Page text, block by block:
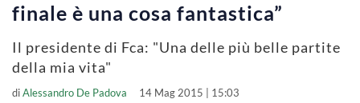
finale è una cosa fantastica”
Il presidente di Fca: "Una delle più belle partite
della mia vita"
diAlessandro De Padova 14 Mag 2015 | 15:03